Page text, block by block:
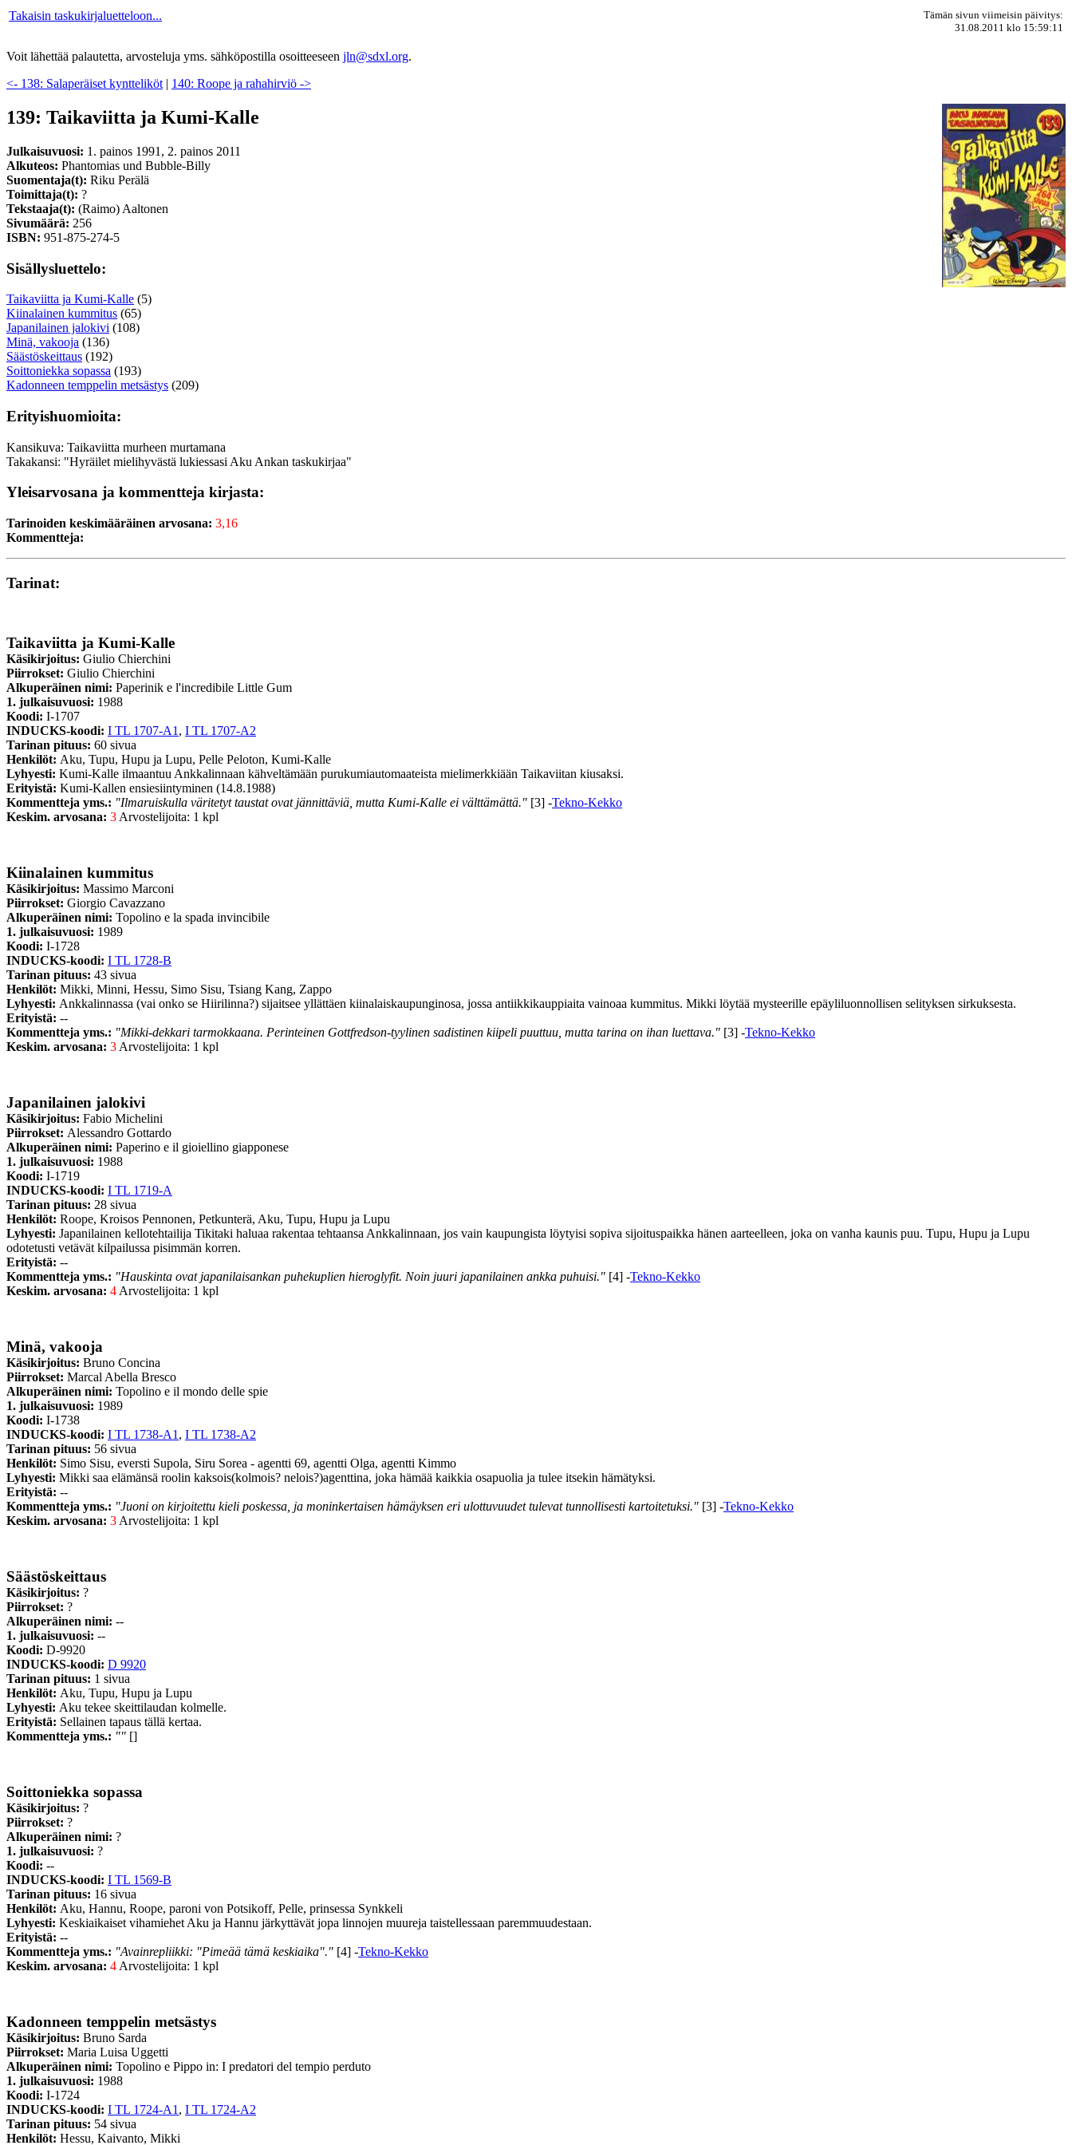
Takaisin taskukirjaluetteloon...
Tämän sivun viimeisin päivitys:
31.08.2011 klo 15:59:11
Voit lähettää palautetta, arvosteluja yms. sähköpostilla osoitteeseen jln@sdxl.org.
<- 138: Salaperäiset kyntteliköt | 140: Roope ja rahahirviö ->
139: Taikaviitta ja Kumi-Kalle
Julkaisuvuosi: 1. painos 1991, 2. painos 2011
Alkuteos: Phantomias und Bubble-Billy
Suomentaja(t): Riku Perälä
Toimittaja(t): ?
Tekstaaja(t): (Raimo) Aaltonen
Sivumäärä: 256
ISBN: 951-875-274-5
Sisällysluettelo:
Taikaviitta ja Kumi-Kalle (5)
Kiinalainen kummitus (65)
Japanilainen jalokivi (108)
Minä, vakooja (136)
Säästöskeittaus (192)
Soittoniekka sopassa (193)
Kadonneen temppelin metsästys (209)
Erityishuomioita:
Kansikuva: Taikaviitta murheen murtamana
Takakansi: "Hyräilet mielihyvästä lukiessasi Aku Ankan taskukirjaa"
Yleisarvosana ja kommentteja kirjasta:
Tarinoiden keskimääräinen arvosana: 3,16
Kommentteja:
Tarinat:
Taikaviitta ja Kumi-Kalle
Käsikirjoitus: Giulio Chierchini
Piirrokset: Giulio Chierchini
Alkuperäinen nimi: Paperinik e l'incredibile Little Gum
1. julkaisuvuosi: 1988
Koodi: I-1707
INDUCKS-koodi: I TL 1707-A1 , I TL 1707-A2
Tarinan pituus: 60 sivua
Henkilöt: Aku, Tupu, Hupu ja Lupu, Pelle Peloton, Kumi-Kalle
Lyhyesti: Kumi-Kalle ilmaantuu Ankkalinnaan kähveltämään purukumiautomaateista mielimerkkiään Taikaviitan kiusaksi.
Erityistä: Kumi-Kallen ensiesiintyminen (14.8.1988)
Kommentteja yms.: "Ilmaruiskulla väritetyt taustat ovat jännittäviä, mutta Kumi-Kalle ei välttämättä." [3] -Tekno-Kekko
Keskim. arvosana: 3 Arvostelijoita: 1 kpl
Kiinalainen kummitus
Käsikirjoitus: Massimo Marconi
Piirrokset: Giorgio Cavazzano
Alkuperäinen nimi: Topolino e la spada invincibile
1. julkaisuvuosi: 1989
Koodi: I-1728
INDUCKS-koodi: I TL 1728-B
Tarinan pituus: 43 sivua
Henkilöt: Mikki, Minni, Hessu, Simo Sisu, Tsiang Kang, Zappo
Lyhyesti: Ankkalinnassa (vai onko se Hiirilinna?) sijaitsee yllättäen kiinalaiskaupunginosa, jossa antiikkikauppiaita vainoaa kummitus. Mikki löytää mysteerille epäyliluonnollisen selityksen sirkuksesta.
Erityistä: --
Kommentteja yms.: "Mikki-dekkari tarmokkaana. Perinteinen Gottfredson-tyylinen sadistinen kiipeli puuttuu, mutta tarina on ihan luettava." [3] -Tekno-Kekko
Keskim. arvosana: 3 Arvostelijoita: 1 kpl
Japanilainen jalokivi
Käsikirjoitus: Fabio Michelini
Piirrokset: Alessandro Gottardo
Alkuperäinen nimi: Paperino e il gioiellino giapponese
1. julkaisuvuosi: 1988
Koodi: I-1719
INDUCKS-koodi: I TL 1719-A
Tarinan pituus: 28 sivua
Henkilöt: Roope, Kroisos Pennonen, Petkunterä, Aku, Tupu, Hupu ja Lupu
Lyhyesti: Japanilainen kellotehtailija Tikitaki haluaa rakentaa tehtaansa Ankkalinnaan, jos vain kaupungista löytyisi sopiva sijoituspaikka hänen aarteelleen, joka on vanha kaunis puu. Tupu, Hupu ja Lupu
odotetusti vetävät kilpailussa pisimmän korren.
Erityistä: --
Kommentteja yms.: "Hauskinta ovat japanilaisankan puhekuplien hieroglyfit. Noin juuri japanilainen ankka puhuisi." [4] -Tekno-Kekko
Keskim. arvosana: 4 Arvostelijoita: 1 kpl
Minä, vakooja
Käsikirjoitus: Bruno Concina
Piirrokset: Marcal Abella Bresco
Alkuperäinen nimi: Topolino e il mondo delle spie
1. julkaisuvuosi: 1989
Koodi: I-1738
INDUCKS-koodi: I TL 1738-A1 , I TL 1738-A2
Tarinan pituus: 56 sivua
Henkilöt: Simo Sisu, eversti Supola, Siru Sorea - agentti 69, agentti Olga, agentti Kimmo
Lyhyesti: Mikki saa elämänsä roolin kaksois(kolmois? nelois?)agenttina, joka hämää kaikkia osapuolia ja tulee itsekin hämätyksi.
Erityistä: --
Kommentteja yms.: "Juoni on kirjoitettu kieli poskessa, ja moninkertaisen hämäyksen eri ulottuvuudet tulevat tunnollisesti kartoitetuksi." [3] -Tekno-Kekko
Keskim. arvosana: 3 Arvostelijoita: 1 kpl
Säästöskeittaus
Käsikirjoitus: ?
Piirrokset: ?
Alkuperäinen nimi: --
1. julkaisuvuosi: --
Koodi: D-9920
INDUCKS-koodi: D 9920
Tarinan pituus: 1 sivua
Henkilöt: Aku, Tupu, Hupu ja Lupu
Lyhyesti: Aku tekee skeittilaudan kolmelle.
Erityistä: Sellainen tapaus tällä kertaa.
Kommentteja yms.: "" []
Soittoniekka sopassa
Käsikirjoitus: ?
Piirrokset: ?
Alkuperäinen nimi: ?
1. julkaisuvuosi: ?
Koodi: --
INDUCKS-koodi: I TL 1569-B
Tarinan pituus: 16 sivua
Henkilöt: Aku, Hannu, Roope, paroni von Potsikoff, Pelle, prinsessa Synkkeli
Lyhyesti: Keskiaikaiset vihamiehet Aku ja Hannu järkyttävät jopa linnojen muureja taistellessaan paremmuudestaan.
Erityistä: --
Kommentteja yms.: "Avainrepliikki: "Pimeää tämä keskiaika"." [4] -Tekno-Kekko
Keskim. arvosana: 4 Arvostelijoita: 1 kpl
Kadonneen temppelin metsästys
Käsikirjoitus: Bruno Sarda
Piirrokset: Maria Luisa Uggetti
Alkuperäinen nimi: Topolino e Pippo in: I predatori del tempio perduto
1. julkaisuvuosi: 1988
Koodi: I-1724
INDUCKS-koodi: I TL 1724-A1 , I TL 1724-A2
Tarinan pituus: 54 sivua
Henkilöt: Hessu, Kaivanto, Mikki